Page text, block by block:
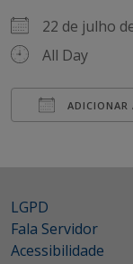
22 de julho
All Day
ADICIONAR
LGPD
Fala Servidor
Acessibilidade